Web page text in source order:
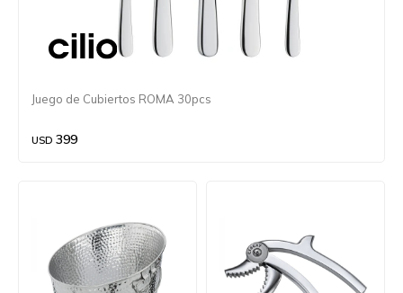
Juego de Cubiertos ROMA 30pcs
USD 399